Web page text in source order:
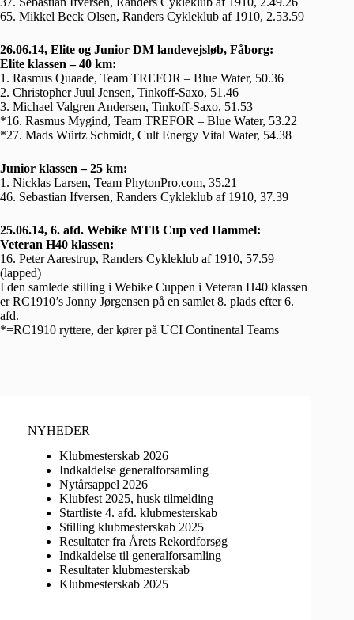
65. Mikkel Beck Olsen, Randers Cykleklub af 1910, 2.53.59
26.06.14, Elite og Junior DM landevejsløb, Fåborg:
Elite klassen – 40 km:
1. Rasmus Quaade, Team TREFOR – Blue Water, 50.36
2. Christopher Juul Jensen, Tinkoff-Saxo, 51.46
3. Michael Valgren Andersen, Tinkoff-Saxo, 51.53
*16. Rasmus Mygind, Team TREFOR – Blue Water, 53.22
*27. Mads Würtz Schmidt, Cult Energy Vital Water, 54.38
Junior klassen – 25 km:
1. Nicklas Larsen, Team PhytonPro.com, 35.21
46. Sebastian Ifversen, Randers Cykleklub af 1910, 37.39
25.06.14, 6. afd. Webike MTB Cup ved Hammel:
Veteran H40 klassen:
16. Peter Aarestrup, Randers Cykleklub af 1910, 57.59
(lapped)
I den samlede stilling i Webike Cuppen i Veteran H40 klassen
er RC1910’s Jonny Jørgensen på en samlet 8. plads efter 6.
afd.
*=RC1910 ryttere, der kører på UCI Continental Teams
NYHEDER
Klubmesterskab 2026
Indkaldelse generalforsamling
Nytårsappel 2026
Klubfest 2025, husk tilmelding
Startliste 4. afd. klubmesterskab
Stilling klubmesterskab 2025
Resultater fra Årets Rekordforsøg
Indkaldelse til generalforsamling
Resultater klubmesterskab
Klubmesterskab 2025